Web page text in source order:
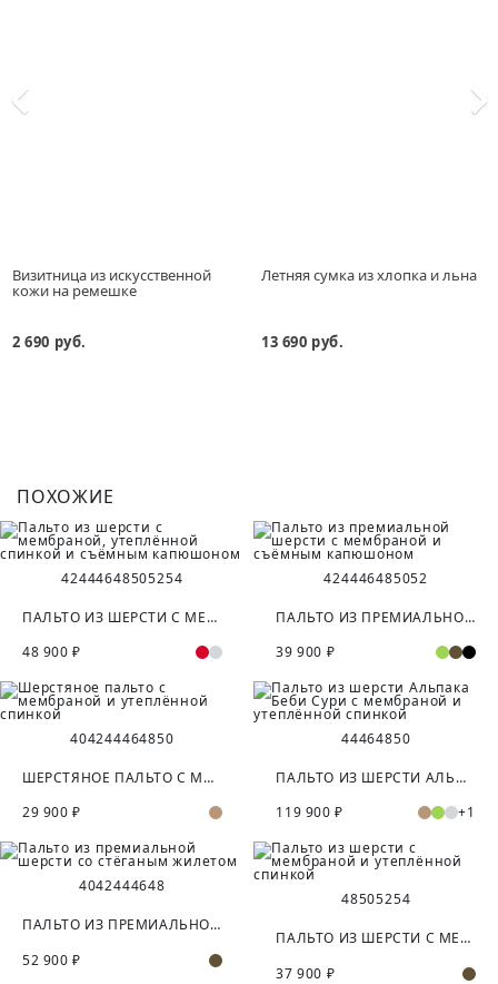
Визитница из искусственной
кожи на ремешке
2 690 руб.
Летняя сумка из хлопка и льна
13 690 руб.
ПОХОЖИЕ
42444648505254
ПАЛЬТО ИЗ ШЕРСТИ С МЕМБРАНОЙ, УТЕПЛЁННОЙ СПИНКОЙ И СЪЁМНЫМ КАПЮШОНОМ
48 900 ₽
424446485052
ПАЛЬТО ИЗ ПРЕМИАЛЬНОЙ ШЕРСТИ С МЕМБРАНОЙ И СЪЁМНЫМ КАПЮШОНОМ
39 900 ₽
404244464850
ШЕРСТЯНОЕ ПАЛЬТО С МЕМБРАНОЙ И УТЕПЛЁННОЙ СПИНКОЙ
29 900 ₽
44464850
ПАЛЬТО ИЗ ШЕРСТИ АЛЬПАКА БЕБИ СУРИ С МЕМБРАНОЙ И УТЕПЛЁННОЙ СПИНКОЙ
119 900 ₽
+1
4042444648
ПАЛЬТО ИЗ ПРЕМИАЛЬНОЙ ШЕРСТИ СО СТЁГАНЫМ ЖИЛЕТОМ
52 900 ₽
48505254
ПАЛЬТО ИЗ ШЕРСТИ С МЕМБРАНОЙ И УТЕПЛЁННОЙ СПИНКОЙ
37 900 ₽